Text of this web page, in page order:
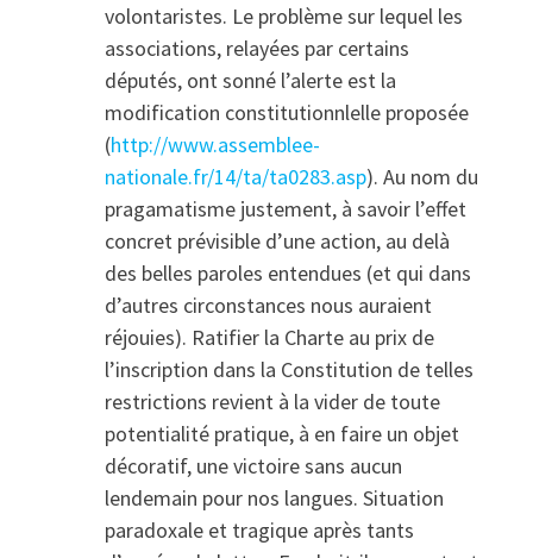
volontaristes. Le problème sur lequel les
associations, relayées par certains
députés, ont sonné l’alerte est la
modification constitutionnlelle proposée
(http://www.assemblee-
nationale.fr/14/ta/ta0283.asp). Au nom du
pragamatisme justement, à savoir l’effet
concret prévisible d’une action, au delà
des belles paroles entendues (et qui dans
d’autres circonstances nous auraient
réjouies). Ratifier la Charte au prix de
l’inscription dans la Constitution de telles
restrictions revient à la vider de toute
potentialité pratique, à en faire un objet
décoratif, une victoire sans aucun
lendemain pour nos langues. Situation
paradoxale et tragique après tants